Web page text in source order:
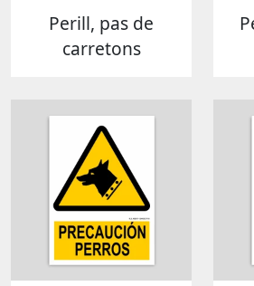
Perill, pas de
carretons